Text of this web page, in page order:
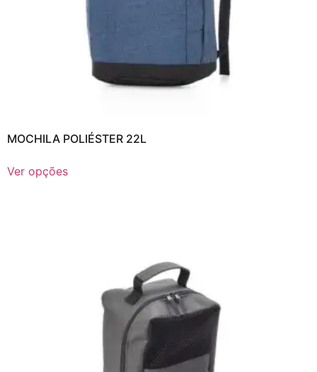
MOCHILA POLIÉSTER 22L
Ver opções